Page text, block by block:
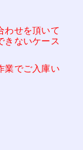
わせを頂いて
きないケース
業でご入庫い